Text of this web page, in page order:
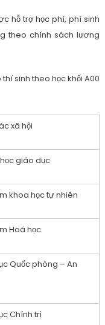
hỗ trợ học phí, phí sinh
theo chính sách lương
sinh theo học khối A00
xã hội
giáo dục
khoa học tự nhiên
Hoá học
Quốc phòng – An
Chính trị